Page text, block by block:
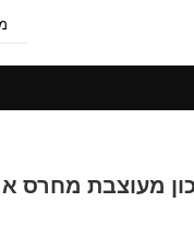
מעוצבת מחרס